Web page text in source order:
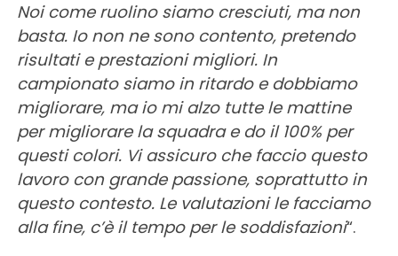
Noi come ruolino siamo cresciuti, ma non
basta. Io non ne sono contento, pretendo
risultati e prestazioni migliori. In
campionato siamo in ritardo e dobbiamo
migliorare, ma io mi alzo tutte le mattine
per migliorare la squadra e do il 100% per
questi colori. Vi assicuro che faccio questo
lavoro con grande passione, soprattutto in
questo contesto. Le valutazioni le facciamo
alla fine, c’è il tempo per le soddisfazioni“.